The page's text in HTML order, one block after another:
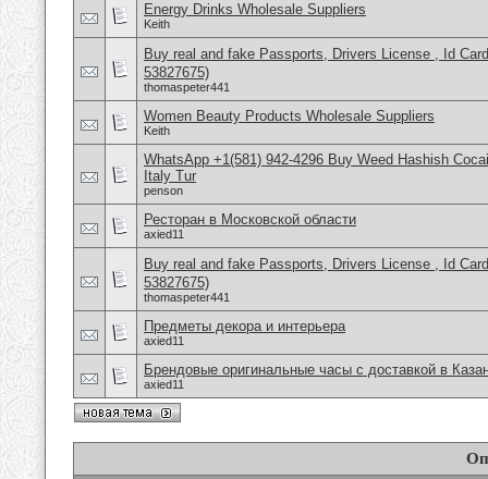
Energy Drinks Wholesale Suppliers
Keith
Buy real and fake Passports, Drivers License , Id
53827675)
thomaspeter441
Women Beauty Products Wholesale Suppliers
Keith
WhatsApp +1(581) 942-4296 Buy Weed Hashish
Italy Tur
penson
Ресторан в Московской области
axied11
Buy real and fake Passports, Drivers License , Id
53827675)
thomaspeter441
Предметы декора и интерьера
axied11
Брендовые оригинальные часы с доставкой в
axied11